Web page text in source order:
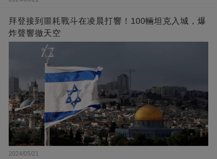
拜登接到噩耗戰斗在凌晨打響！100輛坦克入城，爆
炸聲響徹天空
2024/05/21